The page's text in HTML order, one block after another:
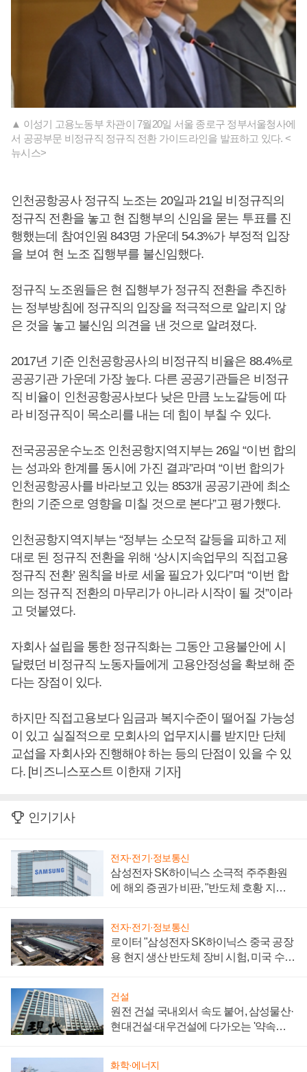
▲ 이성기 고용노동부 차관이 7월20일 서울 종로구 정부서울청사에
서 공공부문 비정규직 정규직 전환 가이드라인을 발표하고 있다. <
뉴시스>
인천공항공사 정규직 노조는 20일과 21일 비정규직의
정규직 전환을 놓고 현 집행부의 신임을 묻는 투표를 진
행했는데 참여인원 843명 가운데 54.3%가 부정적 입장
을 보여 현 노조 집행부를 불신임했다.
정규직 노조원들은 현 집행부가 정규직 전환을 추진하
는 정부방침에 정규직의 입장을 적극적으로 알리지 않
은 것을 놓고 불신임 의견을 낸 것으로 알려졌다.
2017년 기준 인천공항공사의 비정규직 비율은 88.4%로
공공기관 가운데 가장 높다. 다른 공공기관들은 비정규
직 비율이 인천공항공사보다 낮은 만큼 노노갈등에 따
라 비정규직이 목소리를 내는 데 힘이 부칠 수 있다.
전국공공운수노조 인천공항지역지부는 26일 “이번 합의
는 성과와 한계를 동시에 가진 결과”라며 “이번 합의가
인천공항공사를 바라보고 있는 853개 공공기관에 최소
한의 기준으로 영향을 미칠 것으로 본다”고 평가했다.
인천공항지역지부는 “정부는 소모적 갈등을 피하고 제
대로 된 정규직 전환을 위해 ‘상시지속업무의 직접고용
정규직 전환’ 원칙을 바로 세울 필요가 있다”며 “이번 합
의는 정규직 전환의 마무리가 아니라 시작이 될 것”이라
고 덧붙였다.
자회사 설립을 통한 정규직화는 그동안 고용불안에 시
달렸던 비정규직 노동자들에게 고용안정성을 확보해 준
다는 장점이 있다.
하지만 직접고용보다 임금과 복지수준이 떨어질 가능성
이 있고 실질적으로 모회사의 업무지시를 받지만 단체
교섭을 자회사와 진행해야 하는 등의 단점이 있을 수 있
다. [비즈니스포스트 이한재 기자]
인기기사
전자·전기·정보통신
삼성전자 SK하이닉스 소극적 주주환원
에 해외 증권가 비판, "반도체 호황 지속
전자·전기·정보통신
로이터 "삼성전자 SK하이닉스 중국 공장
용 현지 생산 반도체 장비 시험, 미국 수출
건설
원전 건설 국내외서 속도 붙어, 삼성물산·
현대건설·대우건설에 다가오는 '약속의
화학·에너지